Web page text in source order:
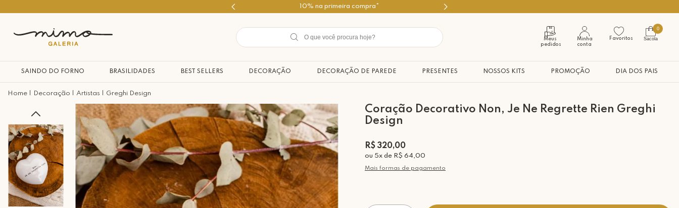
Use o cupom PRIMEIROMIMO
Meus
pedidos
Minha
conta
Favoritos
0
Sacola
SAINDO DO FORNO BRASILIDADES BEST SELLERS DECORAÇÃO DECORAÇÃO DE PAREDE PRESENTES NOSSOS KITS PROMOÇÃO DIA DOS PAIS
Decoração Artistas Greghi Design
Coração Decorativo Non, Je Ne Regrette Rien Greghi
Design
R$ 320,00
ou 5x de R$ 64,00
Mais formas de pagamento